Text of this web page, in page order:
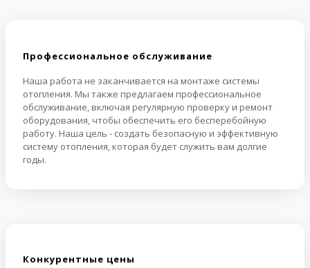
Профессиональное обслуживание
Наша работа не заканчивается на монтаже системы
отопления. Мы также предлагаем профессиональное
обслуживание, включая регулярную проверку и ремонт
оборудования, чтобы обеспечить его бесперебойную
работу. Наша цель - создать безопасную и эффективную
систему отопления, которая будет служить вам долгие
годы.
Конкурентные цены